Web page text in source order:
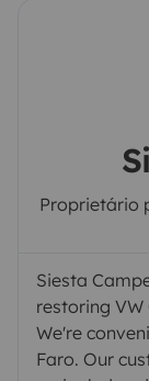
Proprietário
Siesta
restoring VW
We're
Faro. Our